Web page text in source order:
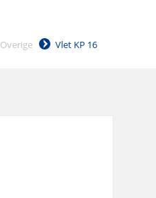
Overige Vlet KP 16